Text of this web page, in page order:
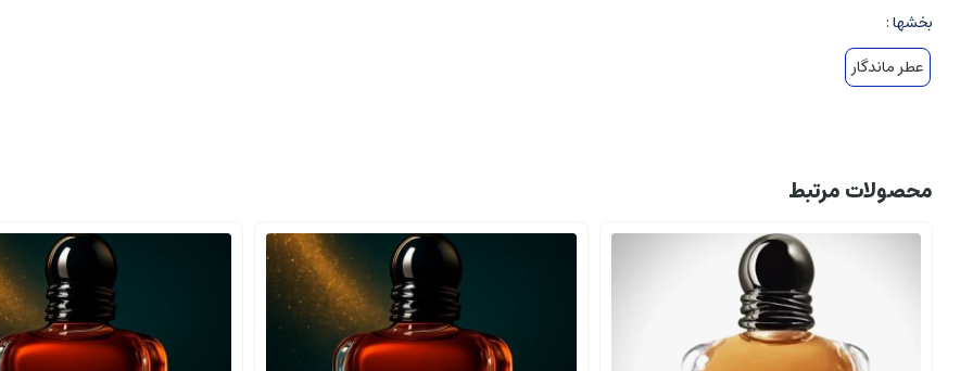
۲.عطرهای گرمی
عطر گرمی وان میلیون، رایحه هایی هستند که حس راحتی، گرما، دلگرمی و اغلب حس دعوت کننده را القا می کنند. این نوع عطرها عموماً رایحه های غلیظ
نت های پایه(Base Notes):
چوب ها: چوب نرمی، سدر، عود، سرو
مشک و عنبر
بخشها :
عطر ماندگار
محصولات مرتبط